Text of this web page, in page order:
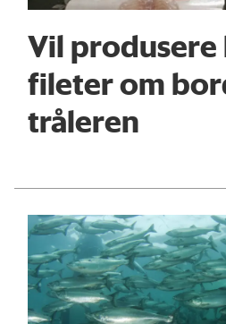
Vil
fileter om
tråleren